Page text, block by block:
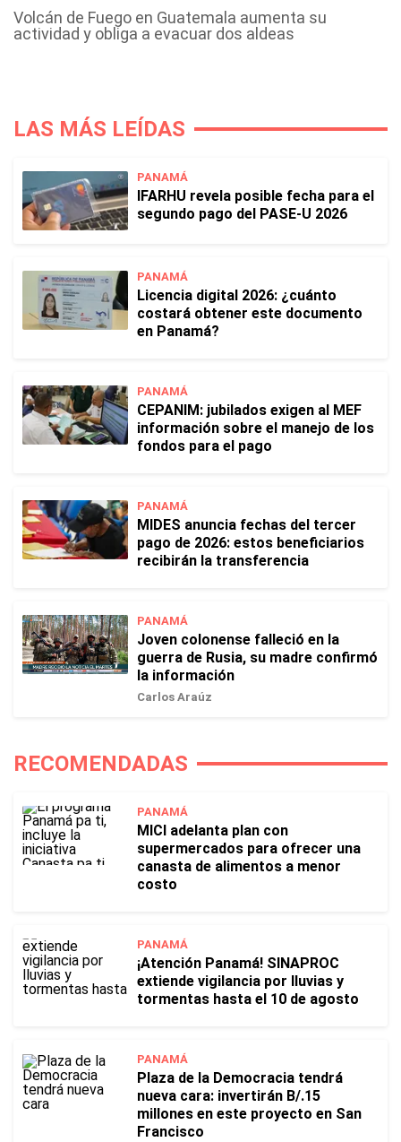
Volcán de Fuego en Guatemala aumenta su
actividad y obliga a evacuar dos aldeas
LAS MÁS LEÍDAS
PANAMÁ
IFARHU revela posible fecha para el
segundo pago del PASE-U 2026
PANAMÁ
Licencia digital 2026: ¿cuánto
costará obtener este documento
en Panamá?
PANAMÁ
CEPANIM: jubilados exigen al MEF
información sobre el manejo de los
fondos para el pago
PANAMÁ
MIDES anuncia fechas del tercer
pago de 2026: estos beneficiarios
recibirán la transferencia
PANAMÁ
Joven colonense falleció en la
guerra de Rusia, su madre confirmó
la información
Carlos Araúz
RECOMENDADAS
PANAMÁ
MICI adelanta plan con
supermercados para ofrecer una
canasta de alimentos a menor
costo
PANAMÁ
¡Atención Panamá! SINAPROC
extiende vigilancia por lluvias y
tormentas hasta el 10 de agosto
PANAMÁ
Plaza de la Democracia tendrá
nueva cara: invertirán B/.15
millones en este proyecto en San
Francisco